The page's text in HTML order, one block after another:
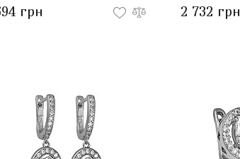
грн 2 732 грн